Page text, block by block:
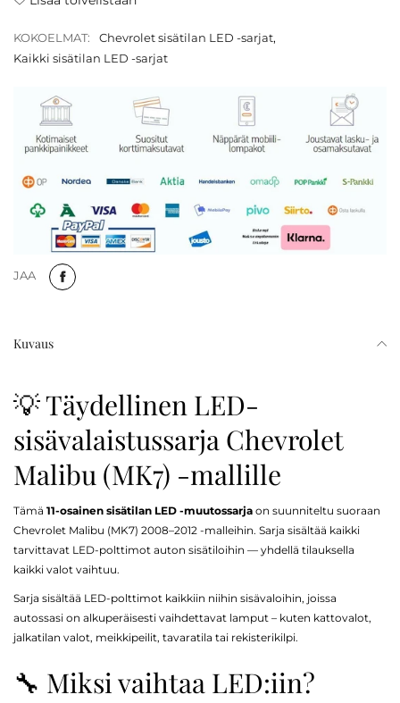
KOKOELMAT: Chevrolet sisätilan LED -sarjat,
Kaikki sisätilan LED -sarjat
JAA
Kuvaus
💡 Täydellinen LED-
sisävalaistussarja Chevrolet
Malibu (MK7) -mallille
Tämä 11-osainen sisätilan LED -muutossarja on suunniteltu suoraan
Chevrolet Malibu (MK7) 2008–2012 -malleihin. Sarja sisältää kaikki
tarvittavat LED-polttimot auton sisätiloihin — yhdellä tilauksella
kaikki valot vaihtuu.
Sarja sisältää LED-polttimot kaikkiin niihin sisävaloihin, joissa
autossasi on alkuperäisesti vaihdettavat lamput – kuten kattovalot,
jalkatilan valot, meikkipeilit, tavaratila tai rekisterikilpi.
🔧 Miksi vaihtaa LED:iin?